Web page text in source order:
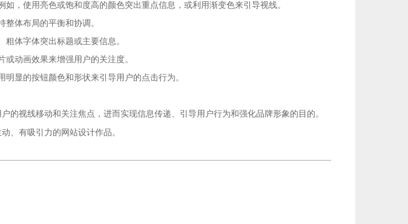
，使用亮色或饱和度高的颜色突出重点信息，或利用渐变色来引导视线。
体布局的平衡和协调。
体字体突出标题或主要信息。
动画效果来增强用户的关注度。
显的按钮颜色和形状来引导用户的点击行为。
视线移动和关注焦点，进而实现信息传递、引导用户行为和强化品牌形象的目的。
、有吸引力的 网站设计作品。